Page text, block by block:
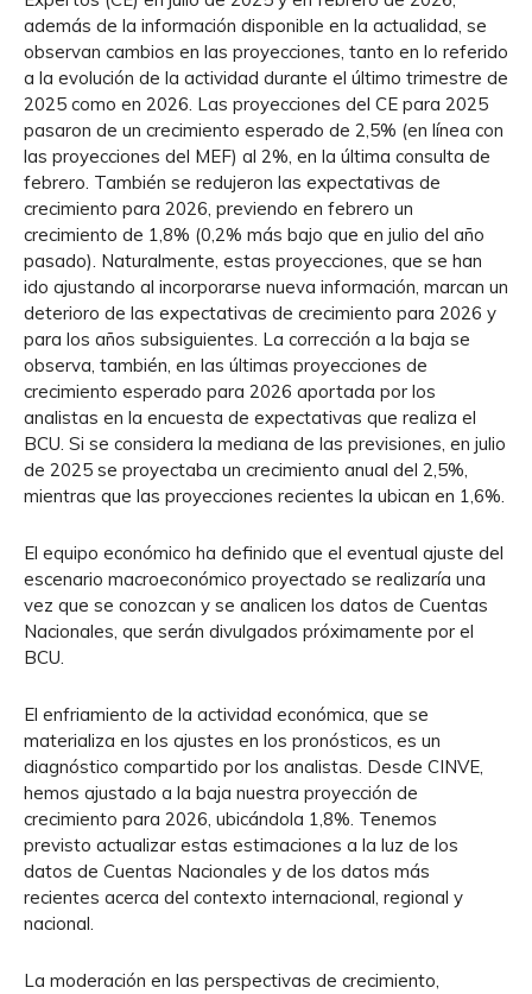
además de la información disponible en la actualidad, se
observan cambios en las proyecciones, tanto en lo referido
a la evolución de la actividad durante el último trimestre de
2025 como en 2026. Las proyecciones del CE para 2025
pasaron de un crecimiento esperado de 2,5% (en línea con
las proyecciones del MEF) al 2%, en la última consulta de
febrero. También se redujeron las expectativas de
crecimiento para 2026, previendo en febrero un
crecimiento de 1,8% (0,2% más bajo que en julio del año
pasado). Naturalmente, estas proyecciones, que se han
ido ajustando al incorporarse nueva información, marcan un
deterioro de las expectativas de crecimiento para 2026 y
para los años subsiguientes. La corrección a la baja se
observa, también, en las últimas proyecciones de
crecimiento esperado para 2026 aportada por los
analistas en la encuesta de expectativas que realiza el
BCU. Si se considera la mediana de las previsiones, en julio
de 2025 se proyectaba un crecimiento anual del 2,5%,
mientras que las proyecciones recientes la ubican en 1,6%.
El equipo económico ha definido que el eventual ajuste del
escenario macroeconómico proyectado se realizaría una
vez que se conozcan y se analicen los datos de Cuentas
Nacionales, que serán divulgados próximamente por el
BCU.
El enfriamiento de la actividad económica, que se
materializa en los ajustes en los pronósticos, es un
diagnóstico compartido por los analistas. Desde CINVE,
hemos ajustado a la baja nuestra proyección de
crecimiento para 2026, ubicándola 1,8%. Tenemos
previsto actualizar estas estimaciones a la luz de los
datos de Cuentas Nacionales y de los datos más
recientes acerca del contexto internacional, regional y
nacional.
La moderación en las perspectivas de crecimiento,